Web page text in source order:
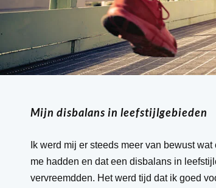
Mijn disbalans in leefstijlgebieden
Ik werd mij er steeds meer van bewust
me hadden en dat een disbalans in
vervreemdden. Het werd tijd dat ik goed